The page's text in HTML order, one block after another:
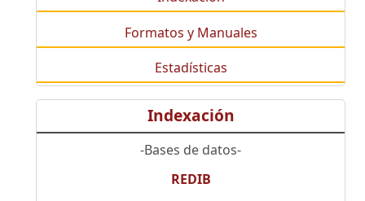
Formatos y Manuales
Estadísticas
Indexación
-Bases de datos-
REDIB